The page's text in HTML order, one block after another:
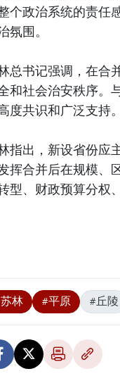
个政治系统的责任
氛围。
总书记强调，在合
和社会治安秩序。
度共识和广泛支持。
指出，新设省份应
挥合并后在规模、
型、财政预算分权
林 #平原 #丘陵